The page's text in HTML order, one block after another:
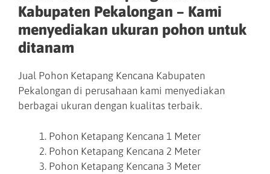
Kabupaten Pekalongan – Kami
menyediakan ukuran pohon untuk
ditanam
Jual Pohon Ketapang Kencana Kabupaten
Pekalongan di perusahaan kami menyediakan
berbagai ukuran dengan kualitas terbaik.
Pohon Ketapang Kencana 1 Meter
Pohon Ketapang Kencana 2 Meter
Pohon Ketapang Kencana 3 Meter